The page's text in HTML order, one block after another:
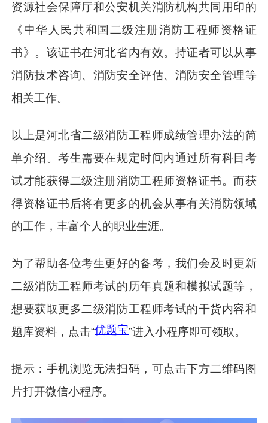
资源社会保障厅和公安机关消防机构共同用印的
《中华人民共和国二级注册消防工程师资格证
书》。该证书在河北省内有效。持证者可以从事
消防技术咨询、消防安全评估、消防安全管理等
相关工作。
以上是河北省二级消防工程师成绩管理办法的简
单介绍。考生需要在规定时间内通过所有科目考
试才能获得二级注册消防工程师资格证书。而获
得资格证书后将有更多的机会从事有关消防领域
的工作，丰富个人的职业生涯。
为了帮助各位考生更好的备考，我们会及时更新
二级消防工程师考试的历年真题和模拟试题等，
想要获取更多二级消防工程师考试的干货内容和
题库资料，点击“优题宝”进入小程序即可领取。
提示：手机浏览无法扫码，可点击下方二维码图
片打开微信小程序。